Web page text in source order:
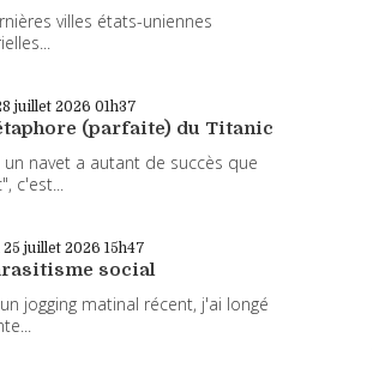
villes états-uniennes
juillet 2026 01h37
(parfaite) du Titanic
un navet a autant de succès que
c'est...
juillet 2026 15h47
social
jogging matinal récent, j'ai longé